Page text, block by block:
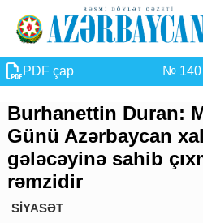
PDF çap № 140
Burhanettin Duran:
Günü Azərbaycan
gələcəyinə sahib
rəmzidir
SİYASƏT